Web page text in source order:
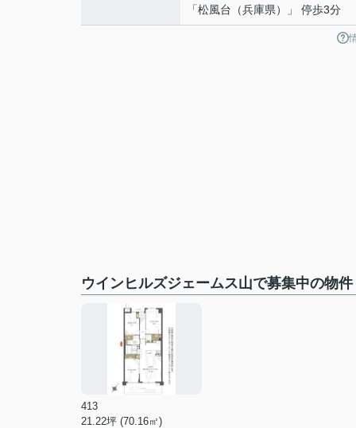
「松風台（兵庫県）」 停歩3分
ウインヒルズジェームス山で募集中の物件
413
21.22坪 (70.16㎡)